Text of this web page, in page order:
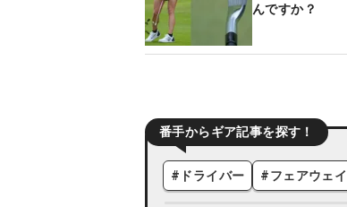
んですか？
番手からギア記事を探す！
# ドライバー #フェアウェ